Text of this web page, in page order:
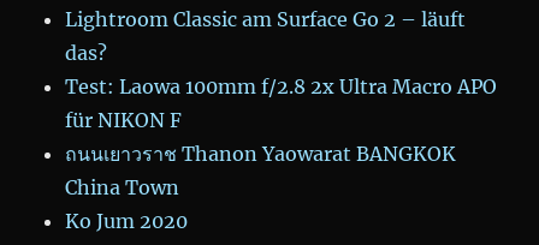
Lightroom Classic am Surface Go 2 – läuft
das?
Test: Laowa 100mm f/2.8 2x Ultra Macro APO
für NIKON F
ถนนเยาวราช Thanon Yaowarat BANGKOK
China Town
Ko Jum 2020